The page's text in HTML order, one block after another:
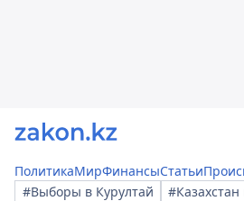
ПолитикаМирФинансыСтатьи
#Выборы в Курултай